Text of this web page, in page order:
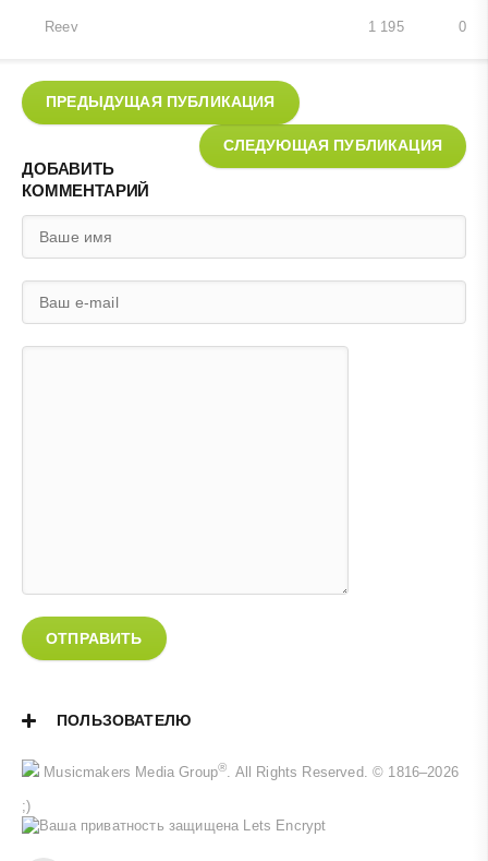
Reev 0
1 195
ПРЕДЫДУЩАЯ ПУБЛИКАЦИЯ
СЛЕДУЮЩАЯ ПУБЛИКАЦИЯ
ДОБАВИТЬ
КОММЕНТАРИЙ
ОТПРАВИТЬ
ПОЛЬЗОВАТЕЛЮ
Musicmakers Media Group®. All Rights Reserved. © 1816–2026
;)